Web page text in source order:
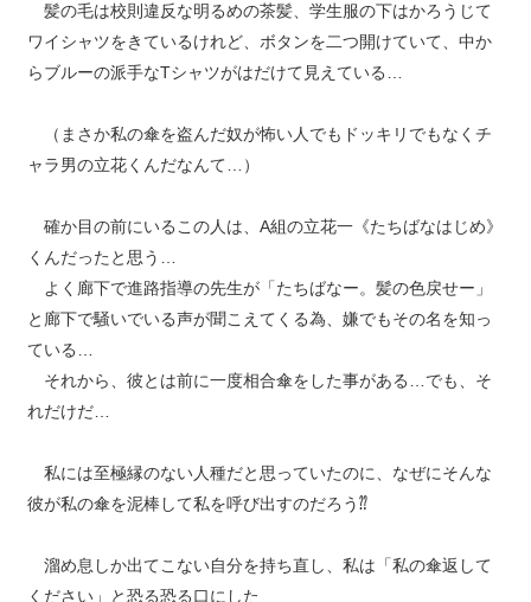
髪の毛は校則違反な明るめの茶髪、学生服の下はかろうじて
ワイシャツをきているけれど、ボタンを二つ開けていて、中か
らブルーの派手なTシャツがはだけて見えている…
（まさか私の傘を盗んだ奴が怖い人でもドッキリでもなくチ
ャラ男の立花くんだなんて…）
確か目の前にいるこの人は、A組の立花一《たちばなはじめ》
くんだったと思う…
よく廊下で進路指導の先生が「たちばなー。髪の色戻せー」
と廊下で騒いでいる声が聞こえてくる為、嫌でもその名を知っ
ている…
それから、彼とは前に一度相合傘をした事がある…でも、そ
れだけだ…
私には至極縁のない人種だと思っていたのに、なぜにそんな
彼が私の傘を泥棒して私を呼び出すのだろう⁇
溜め息しか出てこない自分を持ち直し、私は「私の傘返して
ください」と恐る恐る口にした